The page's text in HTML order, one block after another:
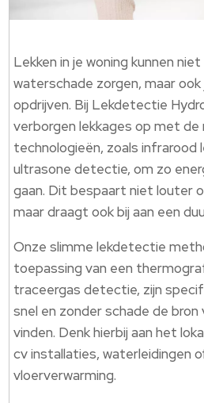
Lekken in je woning kunnen
waterschade zorgen, maar
opdrijven.​ Bij Lekdetectie
verborgen lekkages op met de
technologieën, zoals infrarood
ultrasone detectie, om zo
gaan.​ Dit bespaart niet louter
maar draagt ook bij aan een
Onze slimme lekdetectie
toepassing van een
traceergas detectie, zijn
snel en zonder schade de
vinden.​ Denk hierbij aan het
cv installaties, waterleidingen
vloerverwarming.​